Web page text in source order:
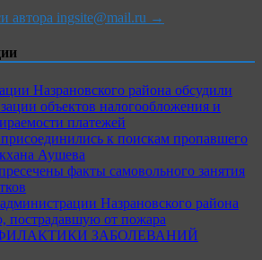
автора ingsite@mail.ru →
Назрановского района обсудили
объектов налогообложения и
платежей
к поискам пропавшего
Аушева
факты самовольного занятия
Назрановского района
пострадавшую от пожара
ЗАБОЛЕВАНИЙ